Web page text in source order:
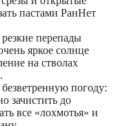
пастами РанНет
перепады
яркое солнце
на стволах
погоду:
зачистить до
все «лохмотья» и